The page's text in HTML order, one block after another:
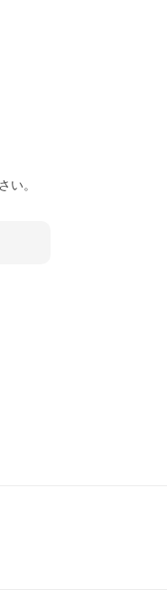
い。